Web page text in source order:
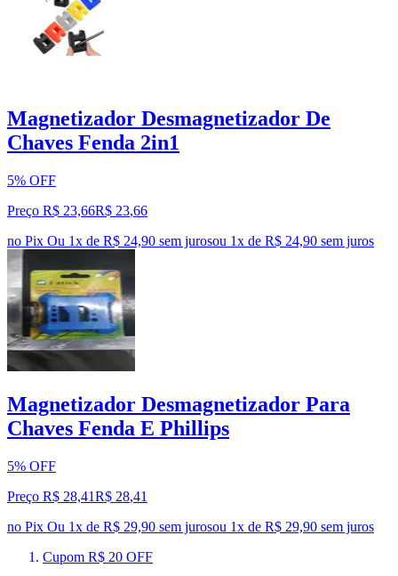
Magnetizador Desmagnetizador De
Chaves Fenda 2in1
5% OFF
Preço R$ 23,66R$ 23,66
no Pix Ou 1x de R$ 24,90 sem jurosou 1x de R$ 24,90 sem juros
Magnetizador Desmagnetizador Para
Chaves Fenda E Phillips
5% OFF
Preço R$ 28,41R$ 28,41
no Pix Ou 1x de R$ 29,90 sem jurosou 1x de R$ 29,90 sem juros
Cupom R$ 20 OFF